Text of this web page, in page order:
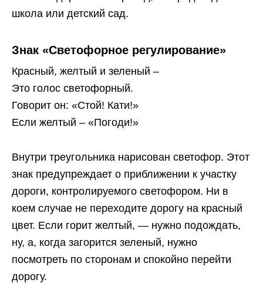
школа или детский сад.
Знак «Светофорное регулирование»
Красный, желтый и зеленый –
Это голос светофорный.
Говорит он: «Стой! Кати!»
Если желтый – «Погоди!»
Внутри треугольника нарисован светофор. Этот
знак предупреждает о приближении к участку
дороги, контролируемого светофором. Ни в
коем случае не переходите дорогу на красный
цвет. Если горит желтый, — нужно подождать,
ну, а, когда загорится зеленый, нужно
посмотреть по сторонам и спокойно перейти
дорогу.